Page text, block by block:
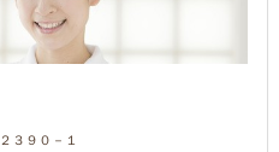
３９０－１